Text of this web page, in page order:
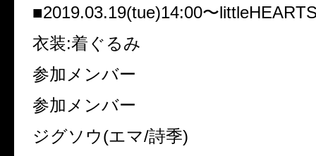
■2019.03.19(tue)14:00〜
衣装:着ぐるみ
参加メンバー
参加メンバー
ジグソウ(エマ/詩季)